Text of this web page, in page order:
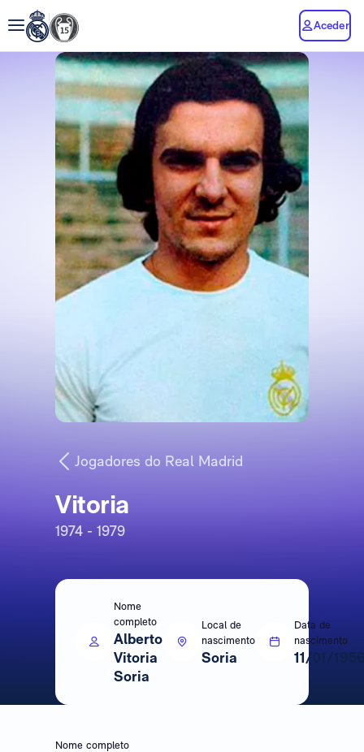
Aceder
Jogadores do Real Madrid
Vitoria
1974 - 1979
Nome
completo
Alberto
Vitoria
Soria
Local de
nascimento
Soria
Data de
nascimento
11/01/
Nome completo